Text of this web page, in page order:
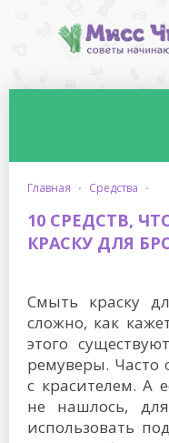
главная · средства ·
10 СРЕДСТВ,
КРАСКУ ДЛЯ
Смыть краску
сложно, как
этого
ремуверы. Часто
с красителем. А
не нашлось,
использовать